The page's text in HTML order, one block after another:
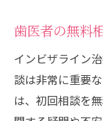
歯医者の無料
インビザライン
談は非常に重要
は、初回相談を